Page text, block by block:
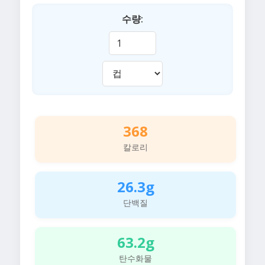
수량:
368
칼로리
26.3g
단백질
63.2g
탄수화물